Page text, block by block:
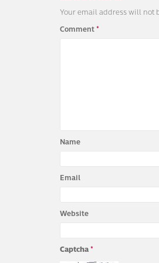
Your email address will not
Comment*
Name
Email
Website
Captcha*